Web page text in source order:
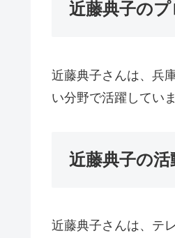
近藤典子の
近藤典子さんは、兵
い分野で活躍してい
近藤典子の
近藤典子さんは、テ